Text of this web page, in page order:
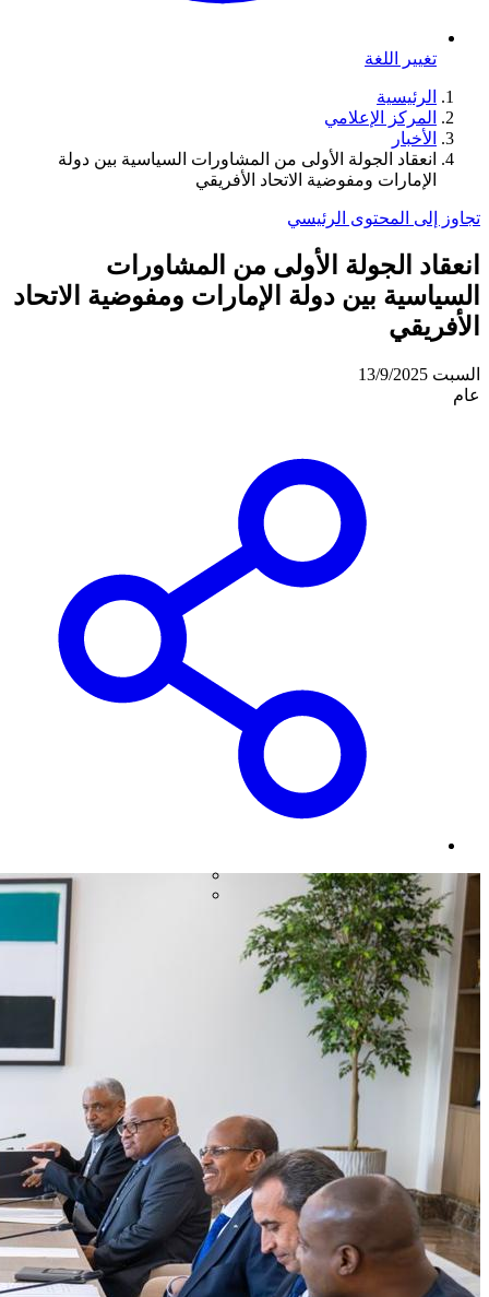
تغيير اللغة
الرئيسية
المركز الإعلامي
الأخبار
انعقاد الجولة الأولى من المشاورات السياسية بين دولة
الإمارات ومفوضية الاتحاد الأفريقي
تجاوز إلى المحتوى الرئيسي
انعقاد الجولة الأولى من المشاورات
السياسية بين دولة الإمارات ومفوضية الاتحاد
الأفريقي
السبت 13/9/2025
عام